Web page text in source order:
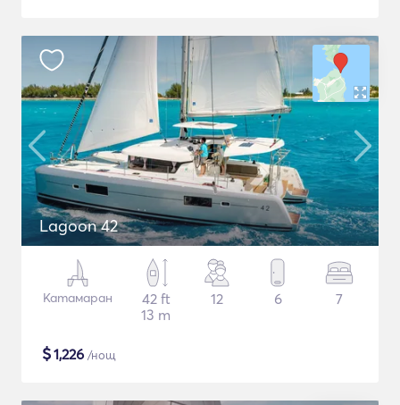
Lagoon 42
Катамаран
42 ft
13 m
12 6 7
$1,226 /нощ